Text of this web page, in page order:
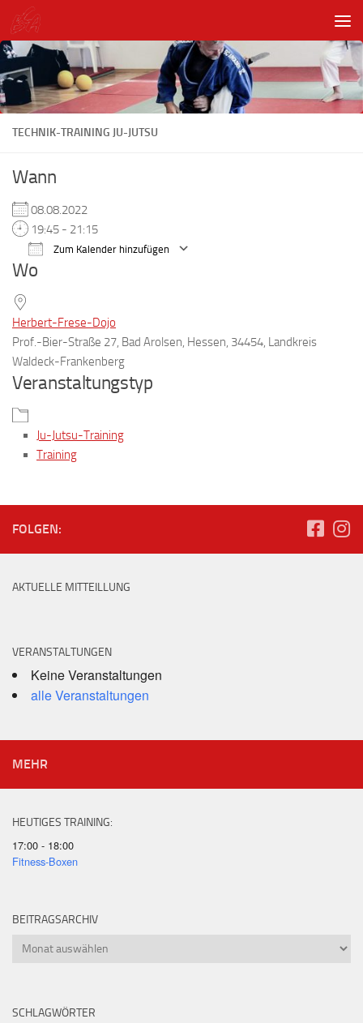
Unter dem Inhalt
TECHNIK-TRAINING JU-JUTSU
Wann
08.08.2022
19:45 - 21:15
Zum Kalender hinzufügen
Wo
Herbert-Frese-Dojo
Prof.-Bier-Straße 27, Bad Arolsen, Hessen, 34454, Landkreis
Waldeck-Frankenberg
Veranstaltungstyp
Ju-Jutsu-Training
Training
FOLGEN:
AKTUELLE MITTEILLUNG
VERANSTALTUNGEN
Keine Veranstaltungen
alle Veranstaltungen
MEHR
HEUTIGES TRAINING:
17:00 - 18:00
Fitness-Boxen
BEITRAGSARCHIV
Beitragsarchiv
SCHLAGWÖRTER